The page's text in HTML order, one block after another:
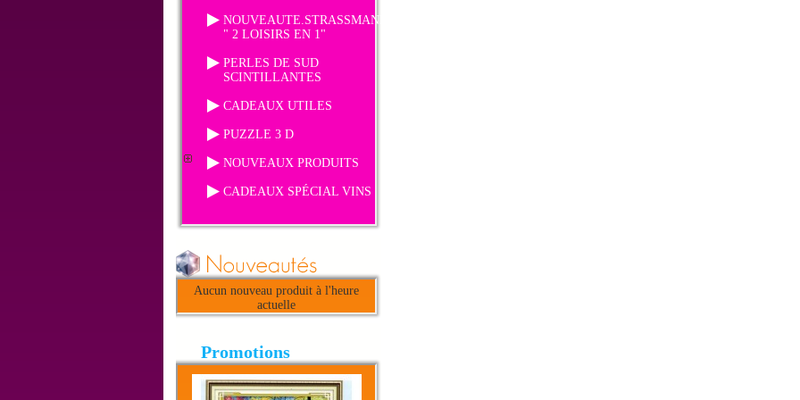
NOUVEAUTE.STRASSMANIA
" 2 LOISIRS EN 1"
PERLES DE SUD
SCINTILLANTES
CADEAUX UTILES
PUZZLE 3 D
NOUVEAUX PRODUITS
CADEAUX SPÉCIAL VINS
Aucun nouveau produit à l'heure
actuelle
Promotions